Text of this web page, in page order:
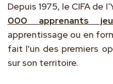
Depuis 1975, le CIFA de
000 apprenants
apprentissage ou en
fait l'un des premiers
sur son territoire.